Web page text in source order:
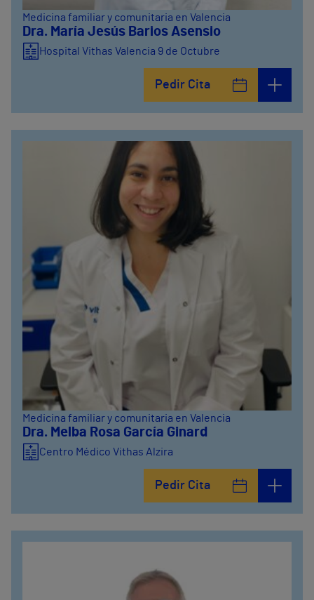
Medicina familiar y comunitaria en Valencia
Dra. María Jesús Barios Asensio
Hospital Vithas Valencia 9 de Octubre
Pedir Cita
Medicina familiar y comunitaria en Valencia
Dra. Melba Rosa García Ginard
Centro Médico Vithas Alzira
Pedir Cita